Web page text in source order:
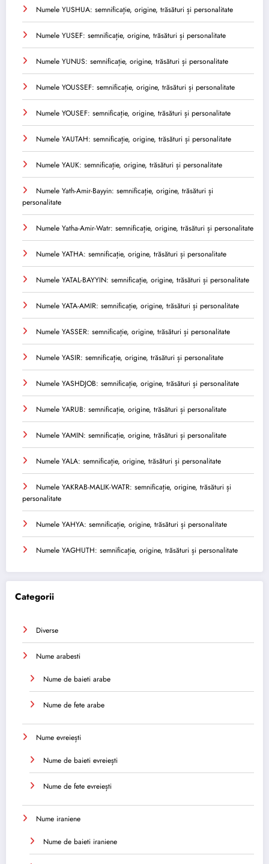
Numele YUSHUA: semnificație, origine, trăsături și personalitate
Numele YUSEF: semnificație, origine, trăsături și personalitate
Numele YUNUS: semnificație, origine, trăsături și personalitate
Numele YOUSSEF: semnificație, origine, trăsături și personalitate
Numele YOUSEF: semnificație, origine, trăsături și personalitate
Numele YAUTAH: semnificație, origine, trăsături și personalitate
Numele YAUK: semnificație, origine, trăsături și personalitate
Numele Yath-Amir-Bayyin: semnificație, origine, trăsături și
personalitate
Numele Yatha-Amir-Watr: semnificație, origine, trăsături și personalitate
Numele YATHA: semnificație, origine, trăsături și personalitate
Numele YATAL-BAYYIN: semnificație, origine, trăsături și personalitate
Numele YATA-AMIR: semnificație, origine, trăsături și personalitate
Numele YASSER: semnificație, origine, trăsături și personalitate
Numele YASIR: semnificație, origine, trăsături și personalitate
Numele YASHDJOB: semnificație, origine, trăsături și personalitate
Numele YARUB: semnificație, origine, trăsături și personalitate
Numele YAMIN: semnificație, origine, trăsături și personalitate
Numele YALA: semnificație, origine, trăsături și personalitate
Numele YAKRAB-MALIK-WATR: semnificație, origine, trăsături și
personalitate
Numele YAHYA: semnificație, origine, trăsături și personalitate
Numele YAGHUTH: semnificație, origine, trăsături și personalitate
Categorii
Diverse
Nume arabesti
Nume de baieti arabe
Nume de fete arabe
Nume evreiești
Nume de baieti evreiești
Nume de fete evreiești
Nume iraniene
Nume de baieti iraniene